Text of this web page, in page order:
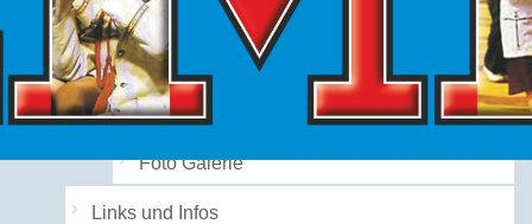
Redaktion
Galerien
Audio Galerie
Foto Galerie
Links und Infos